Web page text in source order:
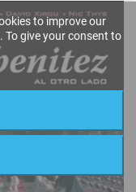
to improve our
To give your consent to